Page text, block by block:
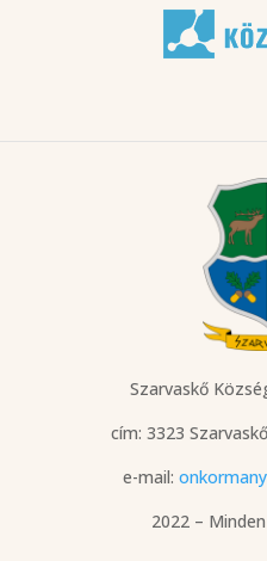
Szarvaskő
cím: 3323 Szarvaskő
e-mail:
2022 –